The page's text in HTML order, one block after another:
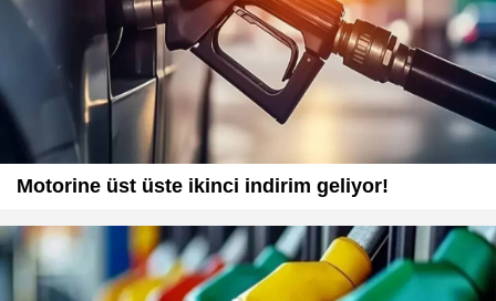
Motorine üst üste ikinci indirim geliyor!